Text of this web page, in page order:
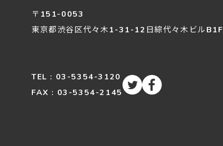
〒151-0053
東京都渋谷区代々木1-31-12 日綜代々木ビルB1F
TEL : 03-5354-3120
FAX : 03-5354-2145